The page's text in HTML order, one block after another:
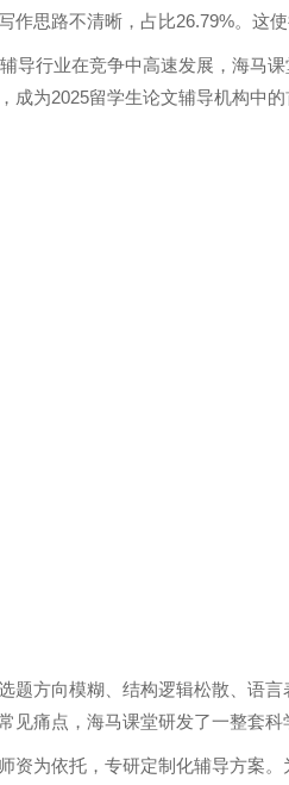
作思路不清晰，占比26.79%。这
导行业在竞争中高速发展，海马
成为2025留学生论文辅导机构中的
题方向模糊、结构逻辑松散、语
见痛点，海马课堂研发了一整套科
资为依托，专研定制化辅导方案